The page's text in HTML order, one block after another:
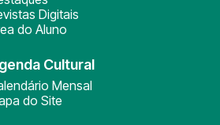
Digitais
do Aluno
Cultural
Mensal
do Site